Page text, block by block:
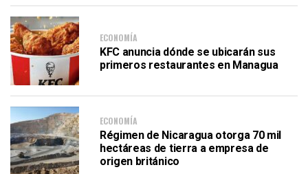
ECONOMÍA
KFC anuncia dónde se ubicarán sus
primeros restaurantes en Managua
ECONOMÍA
Régimen de Nicaragua otorga 70 mil
hectáreas de tierra a empresa de
origen británico